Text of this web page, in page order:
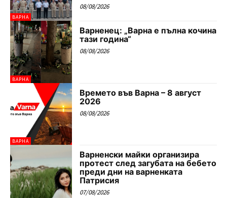
ВАРНА
08/08/2026
ВАРНА
Варненец: „Варна е пълна кочина
тази година“
08/08/2026
ВАРНА
Времето във Варна – 8 август
2026
08/08/2026
Варненски майки организира
протест след загубата на бебето
преди дни на варненката
Патрисия
07/08/2026